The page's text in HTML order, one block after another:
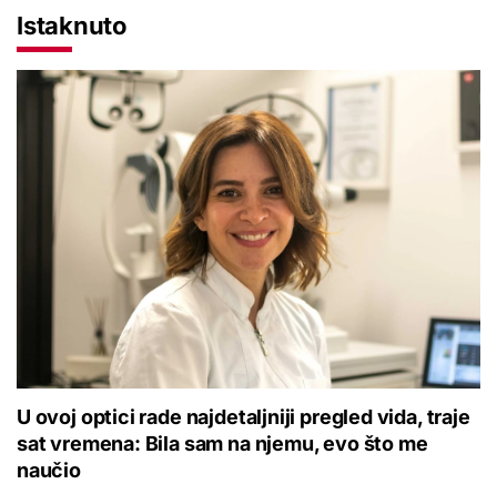
Istaknuto
U ovoj optici rade najdetaljniji pregled vida, traje
sat vremena: Bila sam na njemu, evo što me
naučio